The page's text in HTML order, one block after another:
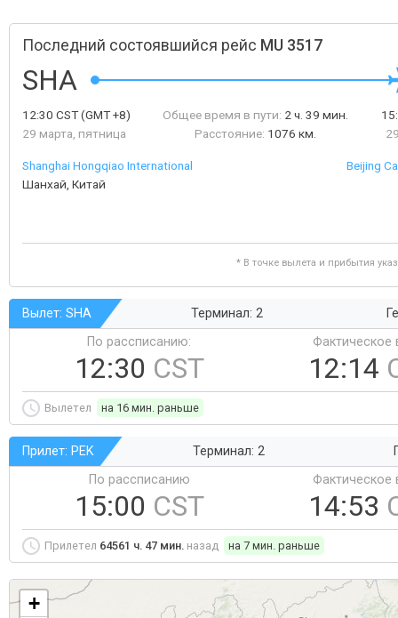
Последний состоявшийся рейс MU 3517
SHA
12:30 CST(GMT +8)
29 марта, пятница
Общее время в пути: 2 ч. 39 мин.
Расстояние: 1076 км.
Shanghai Hongqiao International
Шанхай, Китай
Beijing
* В точке вылета и прибытия
Вылет: SHA Терминал: 2
По рассписанию:
12:30 CST
Фактическое
12:14
Вылетел на 16 мин. раньше
Прилет: PEK Терминал: 2
По рассписанию
15:00 CST
Фактическое
14:53
Прилетел 64561 ч. 47 мин. назад на 7 мин. раньше
+